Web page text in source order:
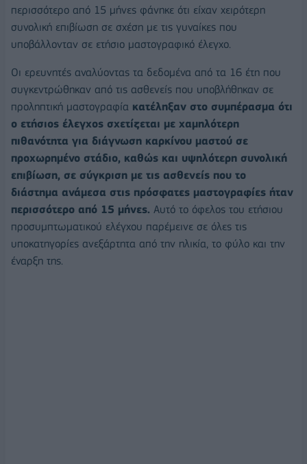
περισσότερο από 15 μήνες φάνηκε ότι είχαν χειρότερη
συνολική επιβίωση σε σχέση με τις γυναίκες που
υποβάλλονταν σε ετήσιο μαστογραφικό έλεγχο.
Οι ερευνητές αναλύοντας τα δεδομένα από τα 16 έτη που
συγκεντρώθηκαν από τις ασθενείς που υποβλήθηκαν σε
προληπτική μαστογραφία κατέληξαν στο συμπέρασμα ότι
ο ετήσιος έλεγχος σχετίζεται με χαμηλότερη
πιθανότητα για διάγνωση καρκίνου μαστού σε
προχωρημένο στάδιο, καθώς και υψηλότερη συνολική
επιβίωση, σε σύγκριση με τις ασθενείς που το
διάστημα ανάμεσα στις πρόσφατες μαστογραφίες ήταν
περισσότερο από 15 μήνες. Αυτό το όφελος του ετήσιου
προσυμπτωματικού ελέγχου παρέμεινε σε όλες τις
υποκατηγορίες ανεξάρτητα από την ηλικία, το φύλο και την
έναρξη της.